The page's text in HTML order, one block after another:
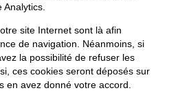
site Internet sont là afin
de navigation. Néanmoins, si
la possibilité de refuser les
ces cookies seront déposés sur
en avez donné votre accord.